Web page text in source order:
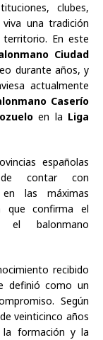
clubes,
una tradición
En este
Ciudad
durante años, y
actualmente
Caserío
en la Liga
españolas
de contar con
en las máximas
que confirma el
el balonmano
recibido
definió como un
Según
veinticinco años
formación y la